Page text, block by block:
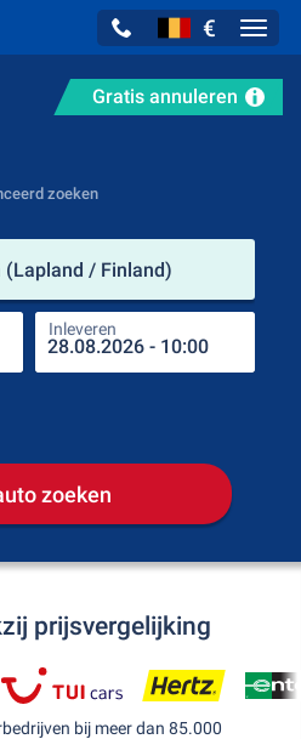
€
Gratis annuleren
zoeken
/ Finland)
Inleveren
zoeken
prijsvergelijking
bij meer dan 85.000